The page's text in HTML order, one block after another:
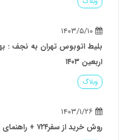
اتوبوس تهران به نجف : بهترین
۱۴۰۳
از سفر۷۲۴ + راهنمای خرید بلیط